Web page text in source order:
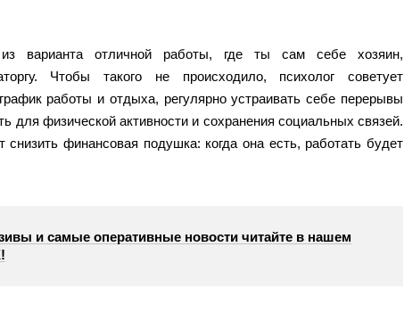
варианта отличной работы, где ты сам себе хозяин,
Чтобы такого не происходило, психолог советует
работы и отдыха, регулярно устраивать себе перерывы
для физической активности и сохранения социальных связей.
снизить финансовая подушка: когда она есть, работать будет
и самые оперативные новости читайте в нашем